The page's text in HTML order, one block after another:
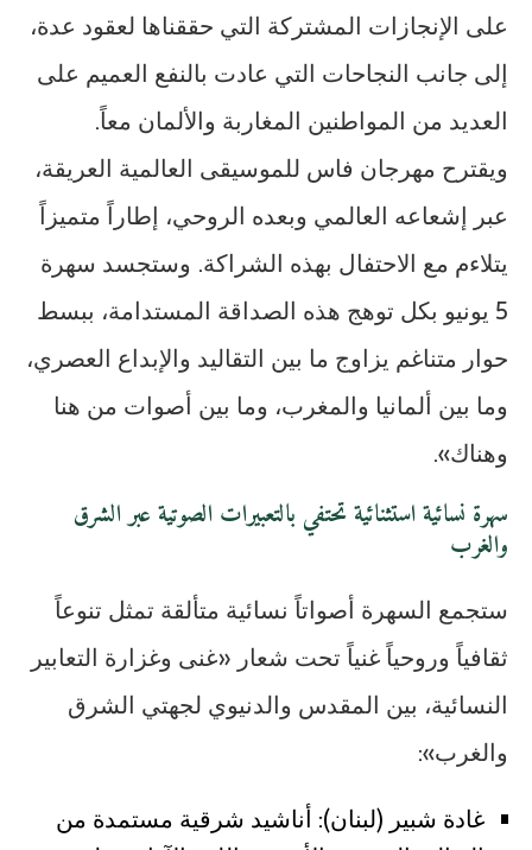
على الإنجازات المشتركة التي حققناها لعقود عدة،
إلى جانب النجاحات التي عادت بالنفع العميم على
العديد من المواطنين المغاربة والألمان معاً.
ويقترح مهرجان فاس للموسيقى العالمية العريقة،
عبر إشعاعه العالمي وبعده الروحي، إطاراً متميزاً
يتلاءم مع الاحتفال بهذه الشراكة. وستجسد سهرة
5 يونيو بكل توهج هذه الصداقة المستدامة، ببسط
حوار متناغم يزاوج ما بين التقاليد والإبداع العصري،
وما بين ألمانيا والمغرب، وما بين أصوات من هنا
وهناك».
سهرة نسائية استثنائية تحتفي بالتعبيرات الصوتية عبر الشرق
والغرب
ستجمع السهرة أصواتاً نسائية متألقة تمثل تنوعاً
ثقافياً وروحياً غنياً تحت شعار «غنى وغزارة التعابير
النسائية، بين المقدس والدنيوي لجهتي الشرق
والغرب»:
غادة شبير (لبنان): أناشيد شرقية مستمدة من